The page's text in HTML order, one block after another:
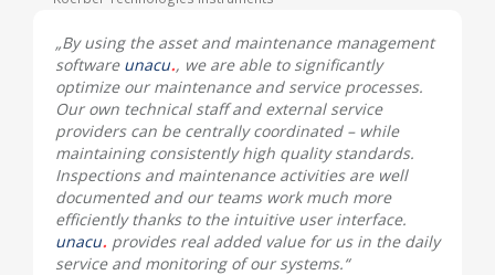
„By using the asset and maintenance management
software unacu , we are able to significantly
optimize our maintenance and service processes.
Our own technical staff and external service
providers can be centrally coordinated – while
maintaining consistently high quality standards.
Inspections and maintenance activities are well
documented and our teams work much more
efficiently thanks to the intuitive user interface.
unacu provides real added value for us in the daily
service and monitoring of our systems.“